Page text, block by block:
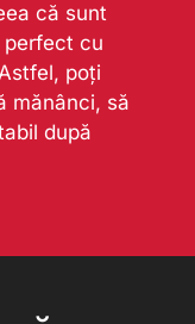
că sunt
perfect cu
poți
mănânci, să
după